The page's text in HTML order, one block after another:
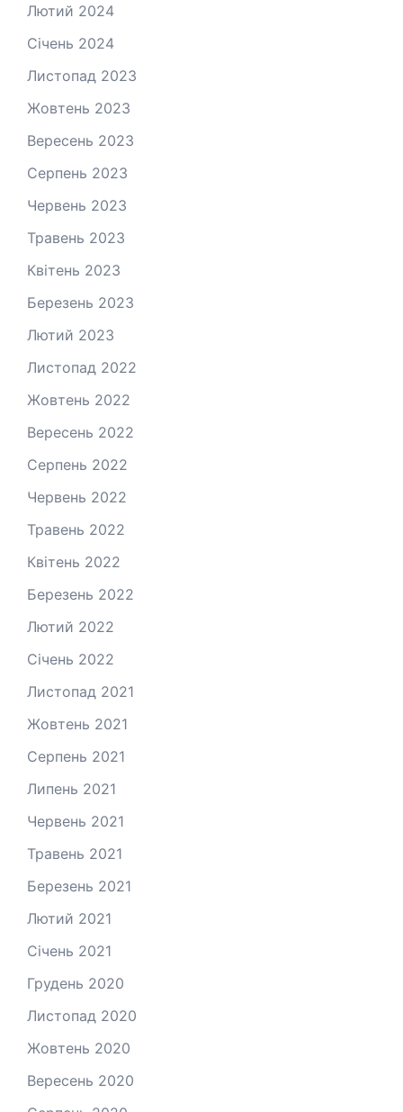
Лютий 2024
Січень 2024
Листопад 2023
Жовтень 2023
Вересень 2023
Серпень 2023
Червень 2023
Травень 2023
Квітень 2023
Березень 2023
Лютий 2023
Листопад 2022
Жовтень 2022
Вересень 2022
Серпень 2022
Червень 2022
Травень 2022
Квітень 2022
Березень 2022
Лютий 2022
Січень 2022
Листопад 2021
Жовтень 2021
Серпень 2021
Липень 2021
Червень 2021
Травень 2021
Березень 2021
Лютий 2021
Січень 2021
Грудень 2020
Листопад 2020
Жовтень 2020
Вересень 2020